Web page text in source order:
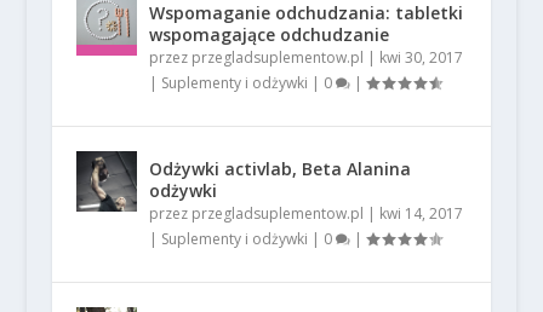
Wspomaganie odchudzania: tabletki
wspomagające odchudzanie
przez przegladsuplementow.pl
kwi 30, 2017
Suplementy i odżywki 0 |
Odżywki activlab, Beta Alanina
odżywki
przez przegladsuplementow.pl
kwi 14, 2017
Suplementy i odżywki 0 |